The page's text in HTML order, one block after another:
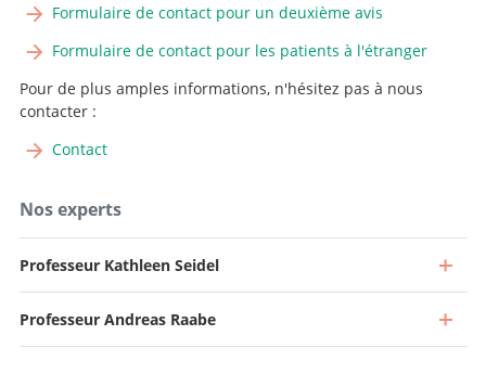
Formulaire de contact pour un deuxième avis
Formulaire de contact pour les patients à l'étranger
Pour de plus amples informations, n'hésitez pas à nous
contacter :
Contact
Nos experts
Professeur Kathleen Seidel
Professeur Andreas Raabe